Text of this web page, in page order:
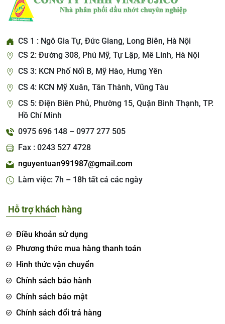
CS 1 : Ngô Gia Tự, Đức Giang, Long Biên, Hà Nội
CS 2: Đường 308, Phú Mỹ, Tự Lập, Mê Linh, Hà Nội
CS 3: KCN Phố Nối B, Mỹ Hào, Hưng Yên
CS 4: KCN Mỹ Xuân, Tân Thành, Vũng Tàu
CS 5: Điện Biên Phủ, Phường 15, Quận Bình Thạnh, TP.
Hồ Chí Minh
0975 696 148 – 0977 277 505
Fax : 0243 527 4728
nguyentuan991987@gmail.com
Làm việc: 7h – 18h tất cả các ngày
Hỗ trợ khách hàng
Điều khoản sử dụng
Phương thức mua hàng thanh toán
Hình thức vận chuyển
Chính sách bảo hành
Chính sách bảo mật
Chính sách đổi trả hàng